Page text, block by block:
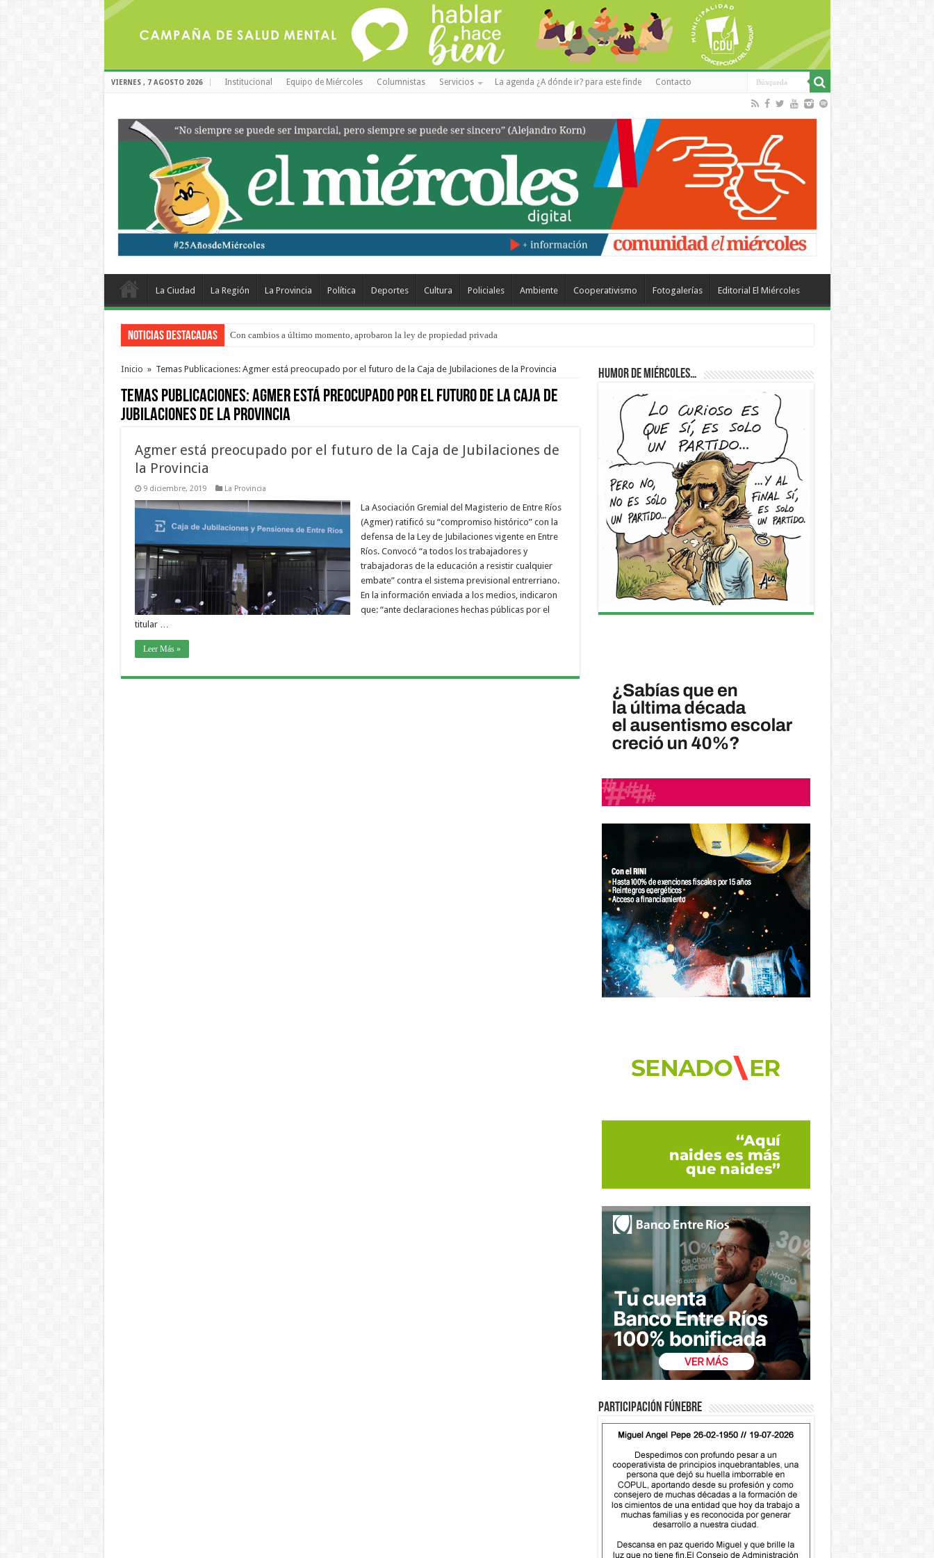
VIERNES , 7 AGOSTO 2026 Institucional Equipo de Miércoles Columnistas Servicios La agenda ¿A dónde ir? para este finde Contacto
La Ciudad La Región La Provincia Política Deportes Cultura Policiales Ambiente Cooperativismo Fotogalerías Editorial El Miércoles
Noticias Destacadas Con cambios a último momento, aprobaron la ley de propiedad privada
Del viernes 7 al domingo 9 de agosto: la agenda ¿A dónde ir? para este finde
Inicio » Temas Publicaciones: Agmer está preocupado por el futuro de la Caja de Jubilaciones de la Provincia
Temas Publicaciones:Agmer está preocupado por el futuro de la Caja de
Jubilaciones de la Provincia
Agmer está preocupado por el futuro de la Caja de Jubilaciones de
la Provincia
9 diciembre, 2019 La Provincia
La Asociación Gremial del Magisterio de Entre Ríos
(Agmer) ratificó su “compromiso histórico” con la
defensa de la Ley de Jubilaciones vigente en Entre
Ríos. Convocó “a todos los trabajadores y
trabajadoras de la educación a resistir cualquier
embate” contra el sistema previsional entrerriano.
En la información enviada a los medios, indicaron
que: “ante declaraciones hechas públicas por el
titular …
Leer Más »
Humor de Miércoles…
Participación fúnebre